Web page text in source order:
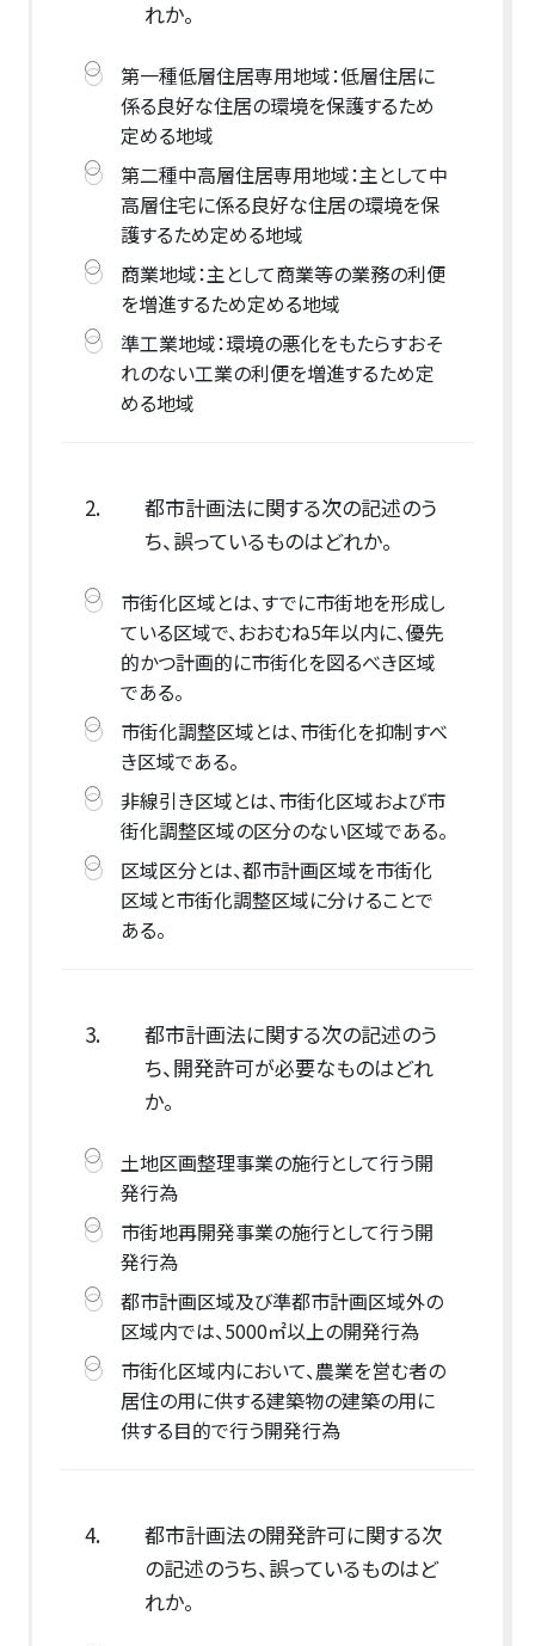
れか。
第一種低層住居専用地域：低層住居に
係る良好な住居の環境を保護するため
定める地域
第二種中高層住居専用地域：主として中
高層住宅に係る良好な住居の環境を保
護するため定める地域
商業地域：主として商業等の業務の利便
を増進するため定める地域
準工業地域：環境の悪化をもたらすおそ
れのない工業の利便を増進するため定
める地域
2.
都市計画法に関する次の記述のう
ち、誤っているものはどれか。
市街化区域とは、すでに市街地を形成し
ている区域で、おおむね5年以内に、優先
的かつ計画的に市街化を図るべき区域
である。
市街化調整区域とは、市街化を抑制すべ
き区域である。
非線引き区域とは、市街化区域および市
街化調整区域の区分のない区域である。
区域区分とは、都市計画区域を市街化
区域と市街化調整区域に分けることで
ある。
3.
都市計画法に関する次の記述のう
ち、開発許可が必要なものはどれ
か。
土地区画整理事業の施行として行う開
発行為
市街地再開発事業の施行として行う開
発行為
都市計画区域及び準都市計画区域外の
区域内では、5000㎡以上の開発行為
市街化区域内において、農業を営む者の
居住の用に供する建築物の建築の用に
供する目的で行う開発行為
4.
都市計画法の開発許可に関する次
の記述のうち、誤っているものはど
れか。